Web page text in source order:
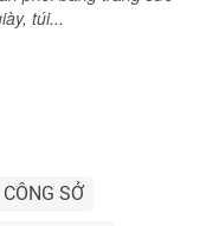
túi...
SỞ